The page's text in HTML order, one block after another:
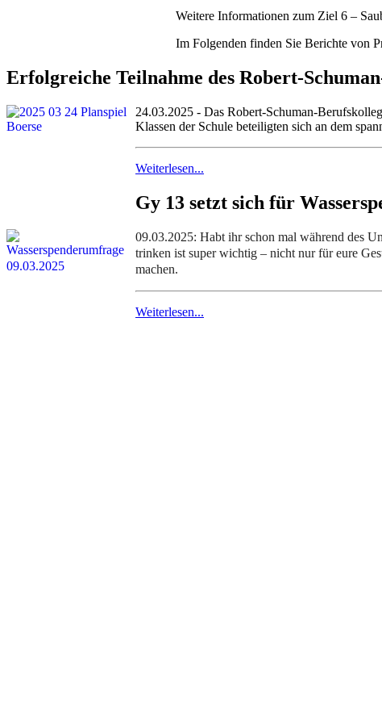
Weitere Informationen zum Ziel 6 –
Im Folgenden finden Sie Berichte von
Erfolgreiche Teilnahme des Robert-
24.03.2025 - Das Robert-Schuman-
Klassen der Schule beteiligten sich an dem
Weiterlesen...
Gy 13 setzt sich für
09.03.2025: Habt ihr schon mal während des
trinken ist super wichtig – nicht nur für eure
machen.
Weiterlesen...